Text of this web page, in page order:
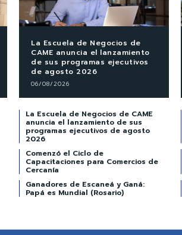
La Escuela de Negocios de
CAME anuncia el lanzamiento
de sus programas ejecutivos
de agosto 2026
06/08/2026
La Escuela de Negocios de CAME
anuncia el lanzamiento de sus
programas ejecutivos de agosto
2026
Comenzó el Ciclo de
Capacitaciones para Comercios de
Cercanía
Ganadores de Escaneá y Ganá:
Papá es Mundial (Rosario)